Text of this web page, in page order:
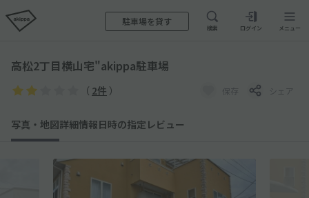
駐車場を貸す
検索 ログイン メニュー
高松2丁目横山宅"akippa駐車場
（ 2件 ） 保存 シェア
写真・地図詳細情報日時の指定 レビュー